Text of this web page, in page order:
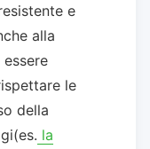
e
alla
le
della
la